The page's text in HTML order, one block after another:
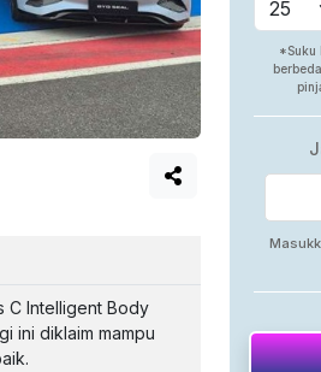
C Intelligent Body
ini diklaim mampu